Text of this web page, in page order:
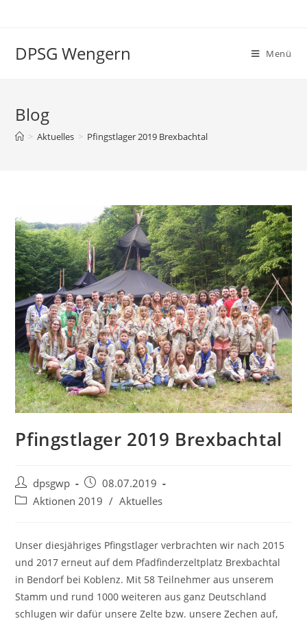
DPSG Wengern Menü
Blog
> Aktuelles > Pfingstlager 2019 Brexbachtal
Pfingstlager 2019 Brexbachtal
Beitrags-
Autor:
dpsgwp
Beitrag
veröffentlicht:
08.07.2019
Beitrags-
Aktionen 2019 / Aktuelles
Unser diesjähriges Pfingstlager verbrachten wir nach 2015
und 2017 erneut auf dem Pfadfinderzeltplatz Brexbachtal
in Bendorf bei Koblenz. Mit 58 Teilnehmer aus unserem
Stamm und rund 1000 weiteren aus ganz Deutschland
schlugen wir dafür unsere Zelte bzw. unsere Zechen auf,